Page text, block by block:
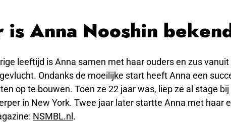
is Anna Nooshin
leeftijd is Anna samen met haar ouders en zus
Ondanks de moeilijke start heeft Anna een
op te bouwen. Toen ze 22 jaar was, liep ze al stage
in New York. Twee jaar later startte Anna met haar
NSMBL.nl .